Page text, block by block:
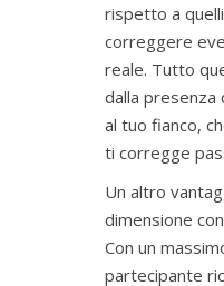
rispetto a
correggere
reale. Tutto
dalla
al tuo fianco,
ti corregge
Un altro
dimensione
Con un
partecipante